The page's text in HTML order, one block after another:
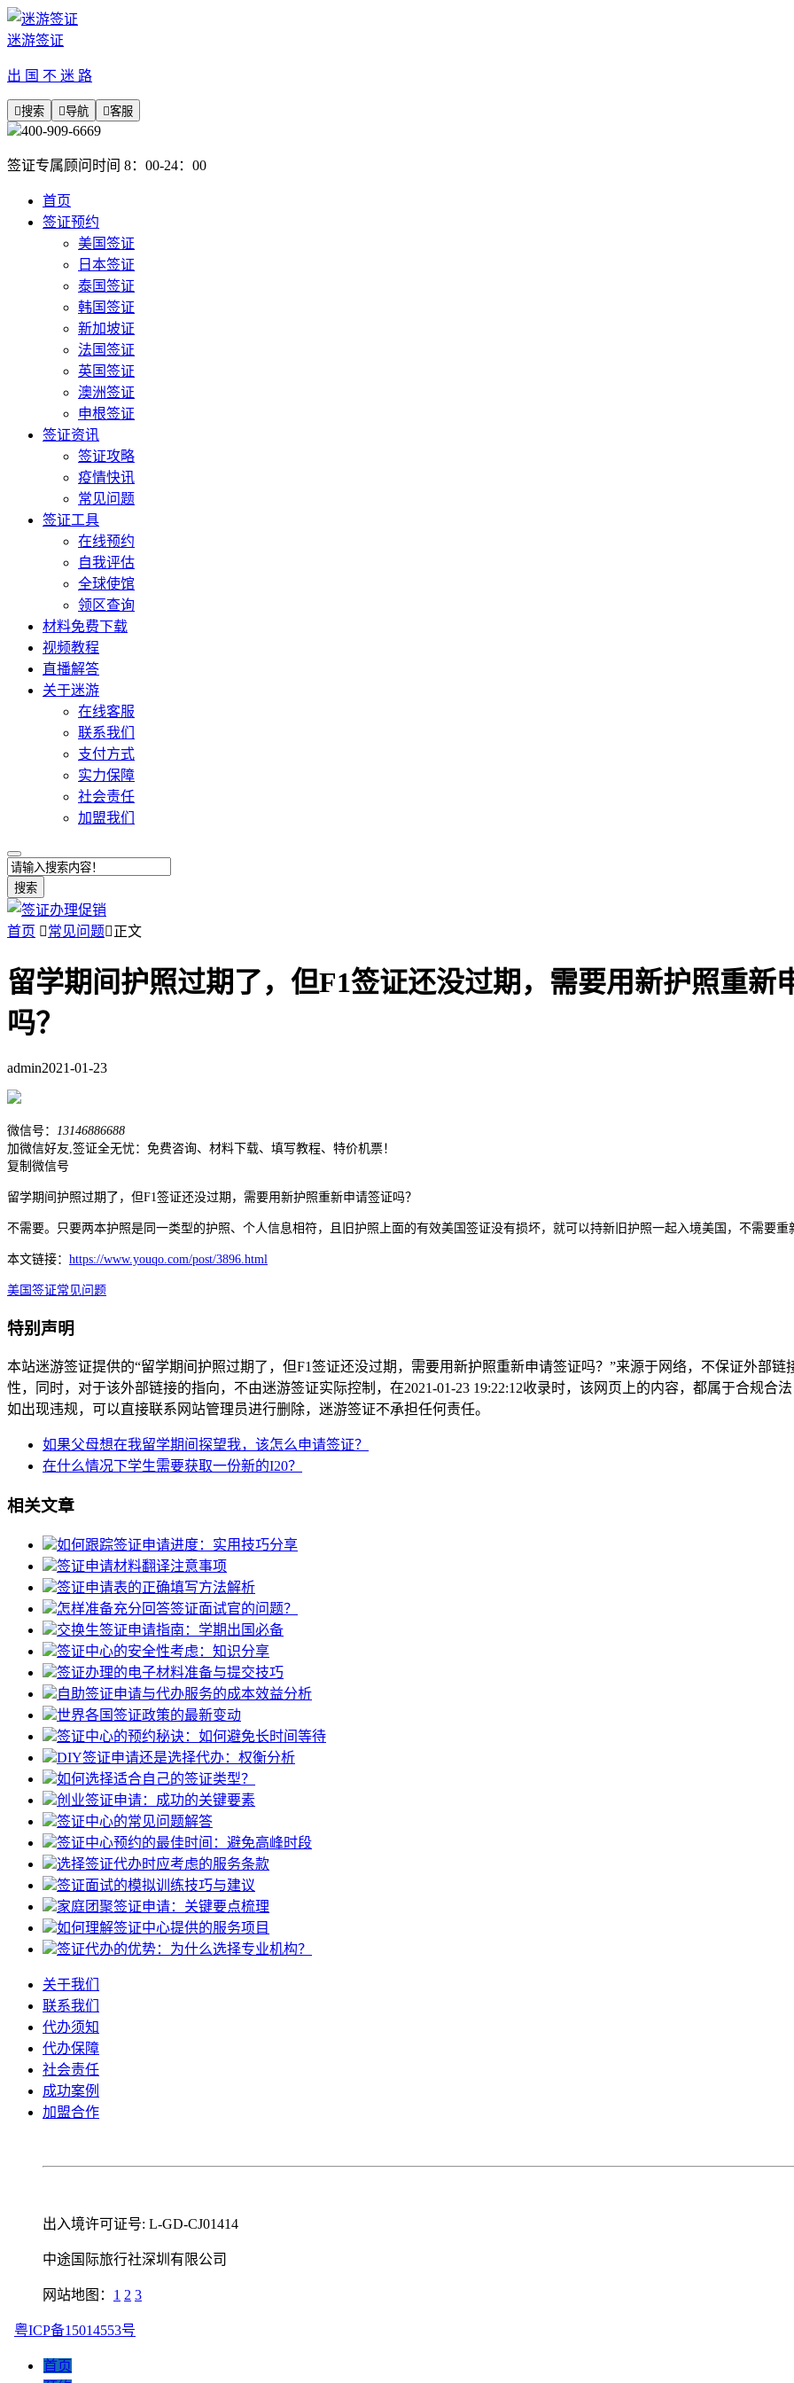
迷游签证
出 国 不 迷 路
搜索 导航 客服
400-909-6669
签证专属顾问时间 8：00-24：00
首页
签证预约
美国签证
日本签证
泰国签证
韩国签证
新加坡证
法国签证
英国签证
澳洲签证
申根签证
签证资讯
签证攻略
疫情快讯
常见问题
签证工具
在线预约
自我评估
全球使馆
领区查询
材料免费下载
视频教程
直播解答
关于迷游
在线客服
联系我们
支付方式
实力保障
社会责任
加盟我们
搜索
首页 常见问题正文
留学期间护照过期了，但F1签证还没过期，需要用新护照重新
吗？
admin2021-01-23
微信号：
13146886688
加微信好友,签证全无忧：免费咨询、材料下载、填写教程、特价机票！
复制微信号
留学期间护照过期了，但F1签证还没过期，需要用新护照重新申请签证吗？
不需要。只要两本护照是同一类型的护照、个人信息相符，且旧护照上面的有效美国签证没有损坏，就可以持新旧护照一起入境美国，不需要重
本文链接： https://www.youqo.com/post/3896.html
美国签证常见问题
特别声明
本站迷游签证提供的“留学期间护照过期了，但F1签证还没过期，需要用新护照重新申请签证吗？”来源于网络，不保证外部链
性，同时，对于该外部链接的指向，不由迷游签证实际控制，在2021-01-23 19:22:12收录时，该网页上的内容，都属于合规合
如出现违规，可以直接联系网站管理员进行删除，迷游签证不承担任何责任。
如果父母想在我留学期间探望我，该怎么申请签证？
在什么情况下学生需要获取一份新的I20？
相关文章
如何跟踪签证申请进度：实用技巧分享
签证申请材料翻译注意事项
签证申请表的正确填写方法解析
怎样准备充分回答签证面试官的问题？
交换生签证申请指南：学期出国必备
签证中心的安全性考虑：知识分享
签证办理的电子材料准备与提交技巧
自助签证申请与代办服务的成本效益分析
世界各国签证政策的最新变动
签证中心的预约秘诀：如何避免长时间等待
DIY签证申请还是选择代办：权衡分析
如何选择适合自己的签证类型？
创业签证申请：成功的关键要素
签证中心的常见问题解答
签证中心预约的最佳时间：避免高峰时段
选择签证代办时应考虑的服务条款
签证面试的模拟训练技巧与建议
家庭团聚签证申请：关键要点梳理
如何理解签证中心提供的服务项目
签证代办的优势：为什么选择专业机构？
关于我们
联系我们
代办须知
代办保障
社会责任
成功案例
加盟合作
出入境许可证号: L-GD-CJ01414
中途国际旅行社深圳有限公司
网站地图： 1 2 3
粤ICP备15014553号
首页